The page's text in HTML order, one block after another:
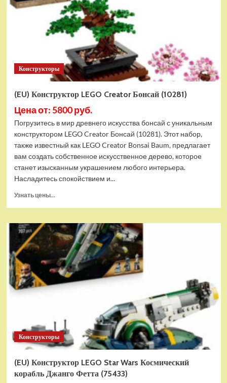
Champions
Formula
1
Ferrari
(77242)
Конструкторы
(EU) Конструктор LEGO Creator Бонсай (10281)
Цена от: 5800 руб.
Погрузитесь в мир древнего искусства бонсай с уникальным
конструктором LEGO Creator Бонсай (10281). Этот набор,
также известный как LEGO Creator Bonsai Baum, предлагает
вам создать собственное искусственное дерево, которое
станет изысканным украшением любого интерьера.
Насладитесь спокойствием и...
Узнать цены...
(EU)
Конструктор
LEGO
Creator
Бонсай
(10281)
Конструкторы
(EU) Конструктор LEGO Star Wars Космический
корабль Джанго Фетта (75433)